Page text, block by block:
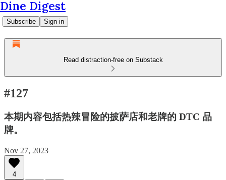
Dine Digest
Subscribe Sign in
Read distraction-free on Substack
#127
本期内容包括热辣冒险的披萨店和老牌的 DTC 品
牌。
Nov 27, 2023
4